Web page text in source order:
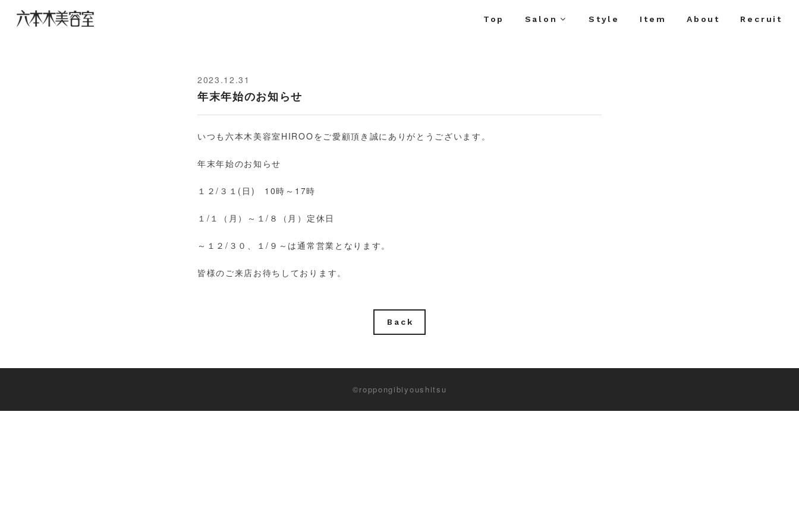
Top Salon Style Item About Recruit
2023.12.31
年末年始のお知らせ
いつも六本木美容室HIROOをご愛顧頂き誠にありがとうございます。
年末年始のお知らせ
１２/３１(日) 10時～17時
１/１（月）～１/８（月）定休日
～１２/３０、１/９～は通常営業となります。
皆様のご来店お待ちしております。
Back
©roppongibiyoushitsu